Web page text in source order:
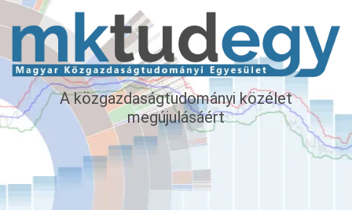
A közgazdaságtudományi közélet
megújulásáért